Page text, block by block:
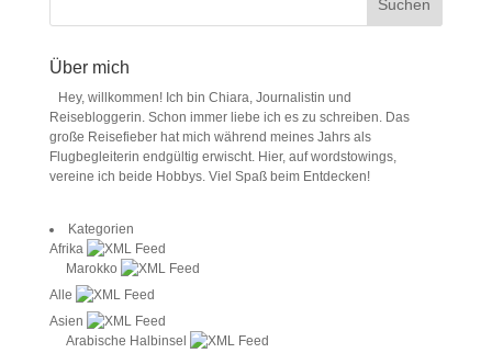
Über mich
Hey, willkommen! Ich bin Chiara, Journalistin und
Reisebloggerin. Schon immer liebe ich es zu schreiben. Das
große Reisefieber hat mich während meines Jahrs als
Flugbegleiterin endgültig erwischt. Hier, auf wordstowings,
vereine ich beide Hobbys. Viel Spaß beim Entdecken!
Kategorien
Afrika
Marokko
Alle
Asien
Arabische Halbinsel